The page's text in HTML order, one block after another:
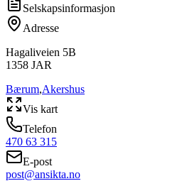
Selskapsinformasjon
Adresse
Hagaliveien 5B
1358 JAR
Bærum,Akershus
Vis kart
Telefon
470 63 315
E-post
post@ansikta.no